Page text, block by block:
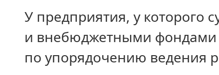
У предприятия, у которого
и внебюджетными фондами
по упорядочению ведения